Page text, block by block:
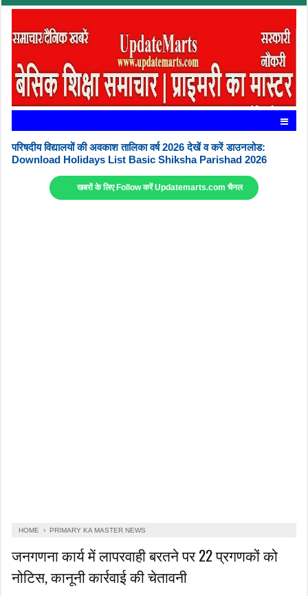
परिषदीय विद्यालयों की अवकाश तालिका वर्ष 2026 देखें व करें डाउनलोड:
Download Holidays List Basic Shiksha Parishad 2026
खबरों के लिए Follow करें Updatemarts.com चैनल
HOME › PRIMARY KA MASTER NEWS
जनगणना कार्य में लापरवाही बरतने पर 22 प्रगणकों को
नोटिस, कानूनी कार्रवाई की चेतावनी